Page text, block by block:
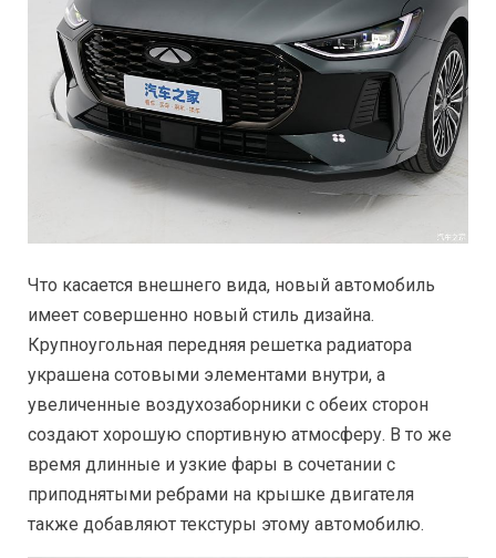
Что касается внешнего вида, новый автомобиль
имеет совершенно новый стиль дизайна.
Крупноугольная передняя решетка радиатора
украшена сотовыми элементами внутри, а
увеличенные воздухозаборники с обеих сторон
создают хорошую спортивную атмосферу. В то же
время длинные и узкие фары в сочетании с
приподнятыми ребрами на крышке двигателя
также добавляют текстуры этому автомобилю.